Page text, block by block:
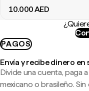
10.000AED
PAGOS
Envía y recibe dinero en
Divide una cuenta, paga
mexicano o brasileño.